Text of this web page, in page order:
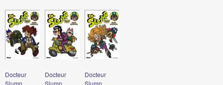
Docteur
Slump
Docteur
Slump
Docteur
Slump